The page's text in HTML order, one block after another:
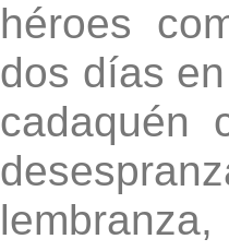
héroes
dos días